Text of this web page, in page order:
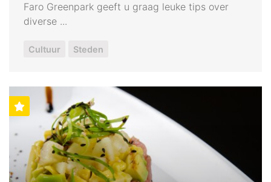
Faro Greenpark geeft u graag leuke tips over
diverse ...
Cultuur Steden